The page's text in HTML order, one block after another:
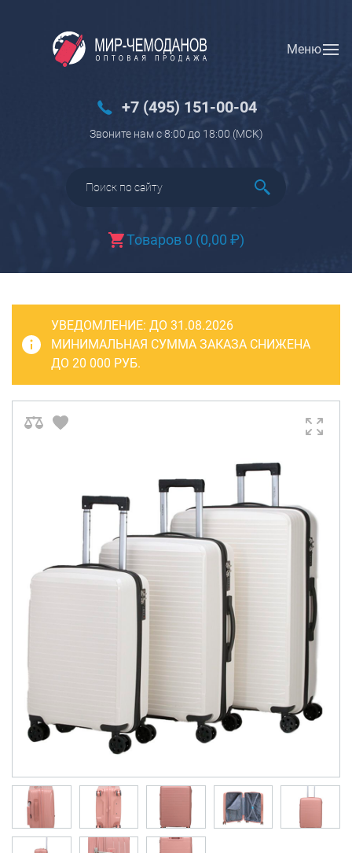
Меню
+7 (495) 151-00-04
Звоните нам с 8:00 до 18:00 (МCK)
Товаров 0 (0,00 ₽)
Вход Регистрация
Багаж
Чемоданы
Чемоданы детские
Пилоты на колесах
Рюкзаки детские для детских
Бьюти-кейсы
САКВОЯЖИ
РАСПРОДАЖА
Сумки спортивные
Сумки деловые
Сумки поясные
Сумки пляжные
Сумки для ноутбуков
Сумки-тележки хозяйственные
Сумки-рюкзаки на колёсах
Сумки детские
Рюкзаки
Рюкзаки городские
Рюкзаки школьные
Рюкзаки подростковые
Ранцы школьные
Рюкзаки детские
УВЕДОМЛЕНИЕ: ДО 31.08.2026
МИНИМАЛЬНАЯ СУММА ЗАКАЗА СНИЖЕНА
ДО 20 000 РУБ.